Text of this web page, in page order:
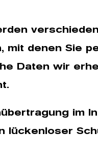
mit denen Sie
Daten wir
im
lückenloser